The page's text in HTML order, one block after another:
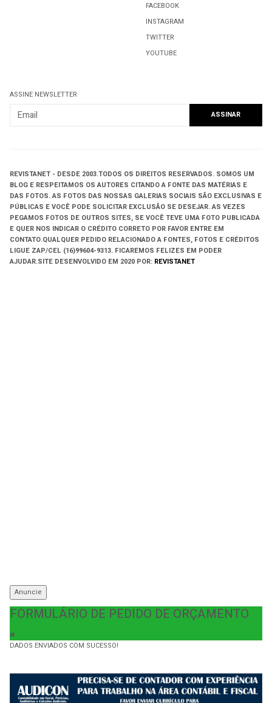
FACEBOOK
INSTAGRAM
TWITTER
YOUTUBE
ASSINE NEWSLETTER
REVISTANET - DESDE 2003.TODOS OS DIREITOS RESERVADOS. SOMOS UM
BLOG E RESPEITAMOS OS AUTORES CITANDO A FONTE DAS MATÉRIAS E
DAS FOTOS. AS FOTOS DAS NOSSAS GALERIAS SOCIAIS SÃO EXCLUSIVAS E
PÚBLICAS E VOCÊ PODE SOLICITAR EXCLUSÃO SE DESEJAR. AS VEZES
PEGAMOS FOTOS DE OUTROS SITES, SE VOCÊ TEVE UMA FOTO PUBLICADA
E QUER NOS INDICAR O CRÉDITO CORRETO POR FAVOR ENTRE EM
CONTATO.QUALQUER PEDIDO RELACIONADO A FONTES, FOTOS E CRÉDITOS
LIGUE ZAP/CEL (16)99604-9313. FICAREMOS FELIZES EM PODER
AJUDAR.SITE DESENVOLVIDO EM 2020 POR: REVISTANET
Anuncie
FORMULÁRIO DE PEDIDO DE ORÇAMENTO
DADOS ENVIADOS COM SUCESSO!